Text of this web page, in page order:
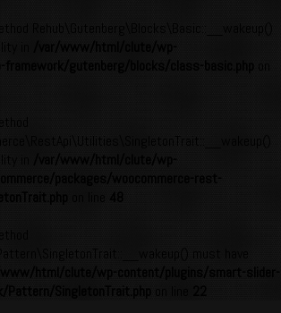
Rehub\Gutenberg\Blocks\Basic::__wakeup()
in
/var/www/html/clute/wp-
gutenberg/blocks/class-basic.php
in
/var/www/html/clute/wp-
packages/woocommerce-rest-
must have
www/html/clute/wp-content/plugins/smart-slider-
Pattern/SingletonTrait.php